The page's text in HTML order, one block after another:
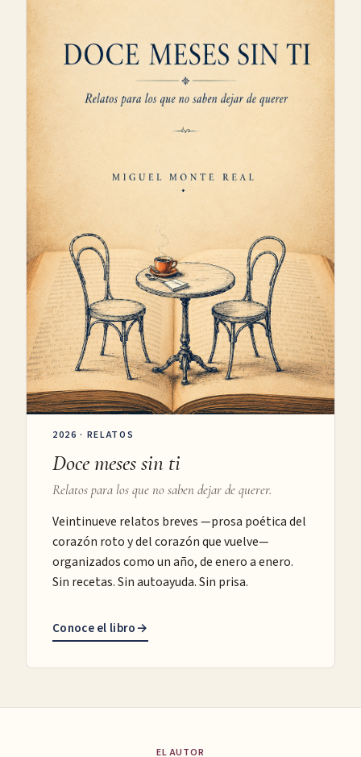
2026 · RELATOS
Doce meses sin ti
Relatos para los que no saben dejar de querer.
Veintinueve relatos breves —prosa poética del
corazón roto y del corazón que vuelve—
organizados como un año, de enero a enero.
Sin recetas. Sin autoayuda. Sin prisa.
Conoce el libro→
EL AUTOR